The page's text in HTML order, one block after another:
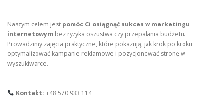
Naszym celem jest pomóc Ci osiągnąć sukces w marketingu
internetowym bez ryzyka oszustwa czy przepalania budżetu.
Prowadzimy zajęcia praktyczne, które pokazują, jak krok po kroku
optymalizować kampanie reklamowe i pozycjonować stronę w
wyszukiwarce.
Kontakt: +48 570 933 114